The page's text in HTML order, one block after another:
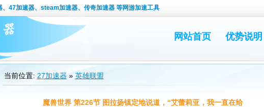
47加速器、steam加速器、传奇加速器 等网游加速工具
网站首页 优势说明
当前位置: 27加速器» 英雄联盟
魔兽世界 第226节 图拉扬镇定地说道，“艾蕾莉亚，我一直在给